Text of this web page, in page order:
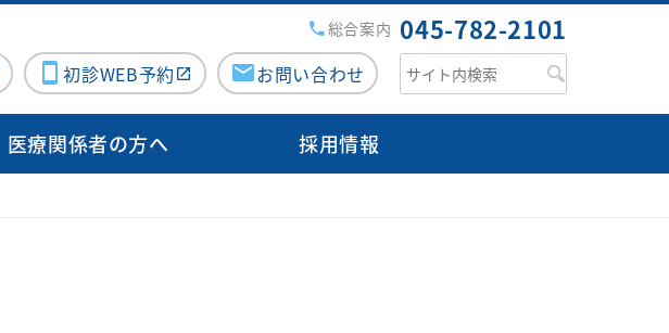
初診WEB予約 お問い合わせ
総合案内 045-782-2101
医療関係者の方へ 採用情報